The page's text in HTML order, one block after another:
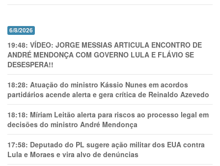
6/8/2026
19:48: VÍDEO: JORGE MESSIAS ARTICULA ENCONTRO DE
ANDRÉ MENDONÇA COM GOVERNO LULA E FLÁVIO SE
DESESPERA!!
18:28: Atuação do ministro Kássio Nunes em acordos
partidários acende alerta e gera crítica de Reinaldo Azevedo
18:18: Míriam Leitão alerta para riscos ao processo legal em
decisões do ministro André Mendonça
17:58: Deputado do PL sugere ação militar dos EUA contra
Lula e Moraes e vira alvo de denúncias